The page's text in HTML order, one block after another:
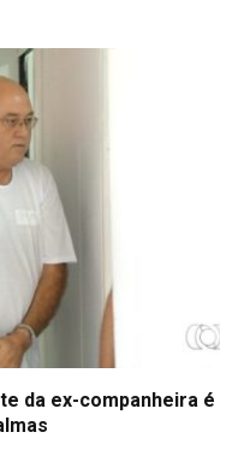
da ex-companheira é